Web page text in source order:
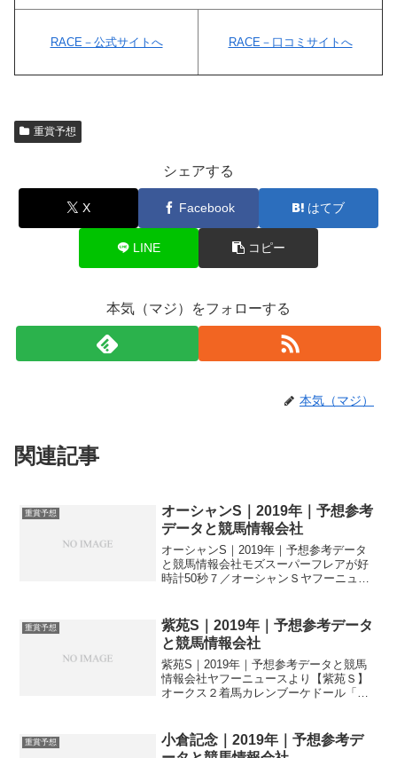
RACE－公式サイトへ RACE－口コミサイトへ
重賞予想
シェアする
X Facebook はてブ
LINE コピー
本気（マジ）をフォローする
本気（マジ）
関連記事
重賞予想
オーシャンS｜2019年｜予想参考
データと競馬情報会社
オーシャンS｜2019年｜予想参考データ
と競馬情報会社モズスーパーフレアが好
時計50秒７／オーシャンＳヤフーニュー
終リハを行った。坂路で4ハロン50秒7－
12秒3。...
重賞予想
紫苑S｜2019年｜予想参考データ
と競馬情報会社
紫苑S｜2019年｜予想参考データと競馬
情報会社ヤフーニュースより【紫苑Ｓ】
オークス２着馬カレンブーケドール「い
トル＝３着までに秋華賞優先出走権）注
目馬最新情報：美浦】...
重賞予想
小倉記念｜2019年｜予想参考デ